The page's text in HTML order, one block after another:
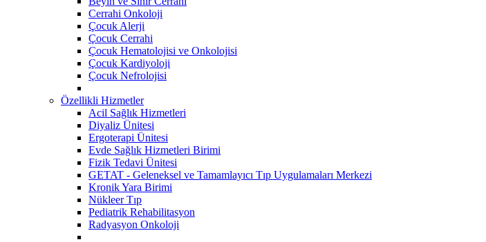
Cerrahi Onkoloji
Çocuk Alerji
Çocuk Cerrahi
Çocuk Hematolojisi ve Onkolojisi
Çocuk Kardiyoloji
Çocuk Nefrolojisi
Özellikli Hizmetler
Acil Sağlık Hizmetleri
Diyaliz Ünitesi
Ergoterapi Ünitesi
Evde Sağlık Hizmetleri Birimi
Fizik Tedavi Ünitesi
GETAT - Geleneksel ve Tamamlayıcı Tıp Uygulamaları Merkezi
Kronik Yara Birimi
Nükleer Tıp
Pediatrik Rehabilitasyon
Radyasyon Onkoloji